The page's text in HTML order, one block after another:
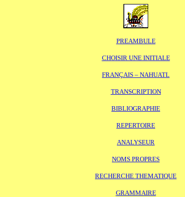
PREAMBULE
CHOISIR UNE INITIALE
FRANÇAIS – NAHUATL
TRANSCRIPTION
BIBLIOGRAPHIE
REPERTOIRE
ANALYSEUR
NOMS PROPRES
RECHERCHE THEMATIQUE
GRAMMAIRE